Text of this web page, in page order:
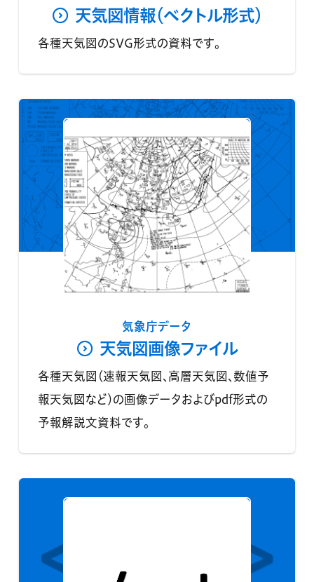
天気図情報（ベクトル形式）
各種天気図のSVG形式の資料です。
気象庁データ
天気図画像ファイル
各種天気図（速報天気図、高層天気図、数値予
報天気図など）の画像データおよびpdf形式の
予報解説文資料です。